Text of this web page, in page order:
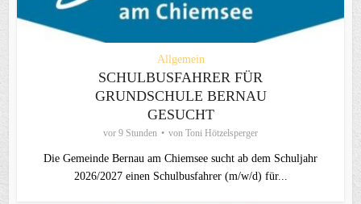
Allgemein
SCHULBUSFAHRER FÜR
GRUNDSCHULE BERNAU
GESUCHT
vor 9 Stunden von Toni Hötzelsperger
Die Gemeinde Bernau am Chiemsee sucht ab dem Schuljahr
2026/2027 einen Schulbusfahrer (m/w/d) für...